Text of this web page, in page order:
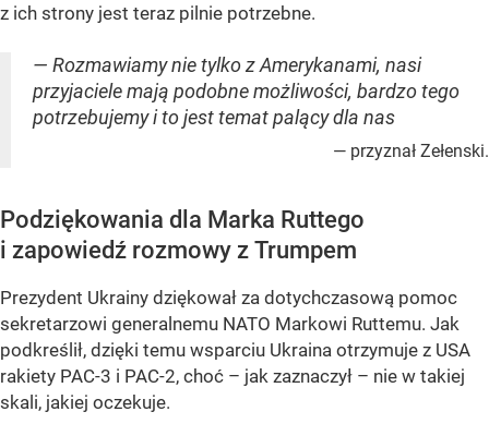
z ich strony jest teraz pilnie potrzebne.
— Rozmawiamy nie tylko z Amerykanami, nasi
przyjaciele mają podobne możliwości, bardzo tego
potrzebujemy i to jest temat palący dla nas
— przyznał Zełenski.
Podziękowania dla Marka Ruttego
i zapowiedź rozmowy z Trumpem
Prezydent Ukrainy dziękował za dotychczasową pomoc
sekretarzowi generalnemu NATO Markowi Ruttemu. Jak
podkreślił, dzięki temu wsparciu Ukraina otrzymuje z USA
rakiety PAC-3 i PAC-2, choć – jak zaznaczył – nie w takiej
skali, jakiej oczekuje.